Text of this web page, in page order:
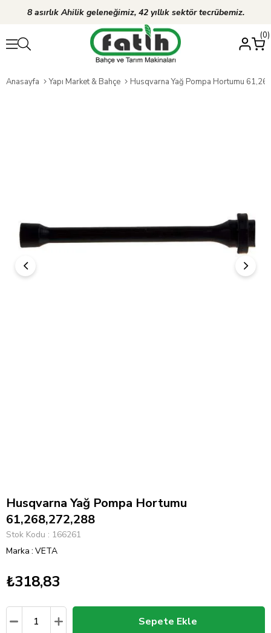
8 asırlık Ahilik geleneğimiz, 42 yıllık sektör tecrübemiz.
0
Anasayfa Yapı Market & Bahçe Husqvarna Yağ Pompa Hortumu
Husqvarna Yağ Pompa Hortumu
61,268,272,288
Stok Kodu
166261
Marka : VETA
₺318,83